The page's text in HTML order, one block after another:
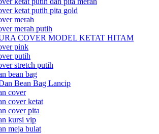
ketat putih pita gold
merah
merah putih
COVER MODEL KETAT HITAM
pink
putih
stretch putih
bean bag
Bean Bag Lancip
cover
cover ketat
cover pita
kursi vip
meja bulat